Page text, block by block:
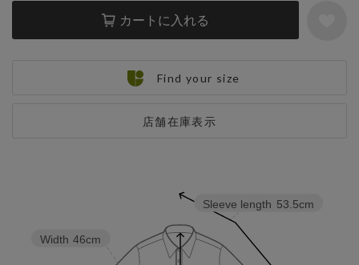
カートに入れる
店舗在庫表示
Find your size
Sleeve length 53.5cm
Width 46cm